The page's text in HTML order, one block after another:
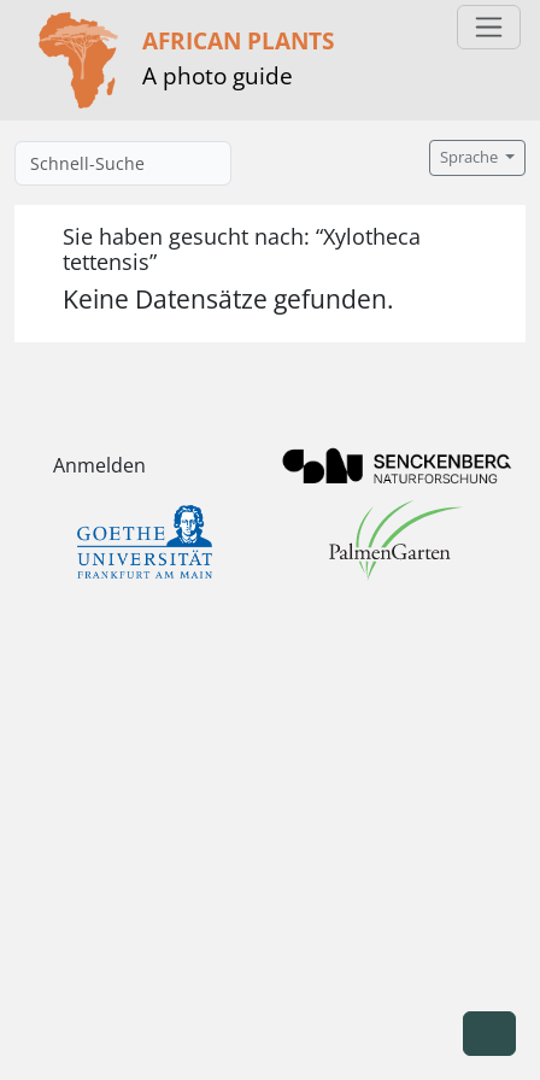
AFRICAN PLANTS
A photo guide
Sprache
Sie haben gesucht nach: “Xylotheca
tettensis”
Keine Datensätze gefunden.
Anmelden